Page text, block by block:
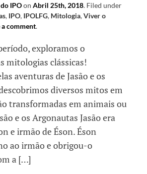
IPOon Abril 25th, 2018. Filed under
, IPO, IPOLFG, Mitologia,Viver o
a comment.
exploramos o
mitologias clássicas!
aventuras de Jasão e os
diversos mitos em
transformadas em animais ou
e os Argonautas Jasão era
e irmão de Éson. Éson
ao irmão e obrigou-o
a […]